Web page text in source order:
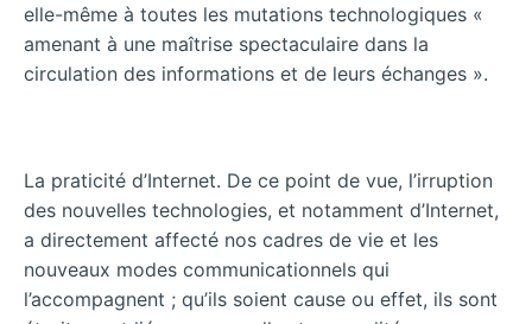
elle-même à toutes les mutations technologiques «
amenant à une maîtrise spectaculaire dans la
circulation des informations et de leurs échanges ».
La praticité d’Internet. De ce point de vue, l’irruption
des nouvelles technologies, et notamment d’Internet,
a directement affecté nos cadres de vie et les
nouveaux modes communicationnels qui
l’accompagnent ; qu’ils soient cause ou effet, ils sont